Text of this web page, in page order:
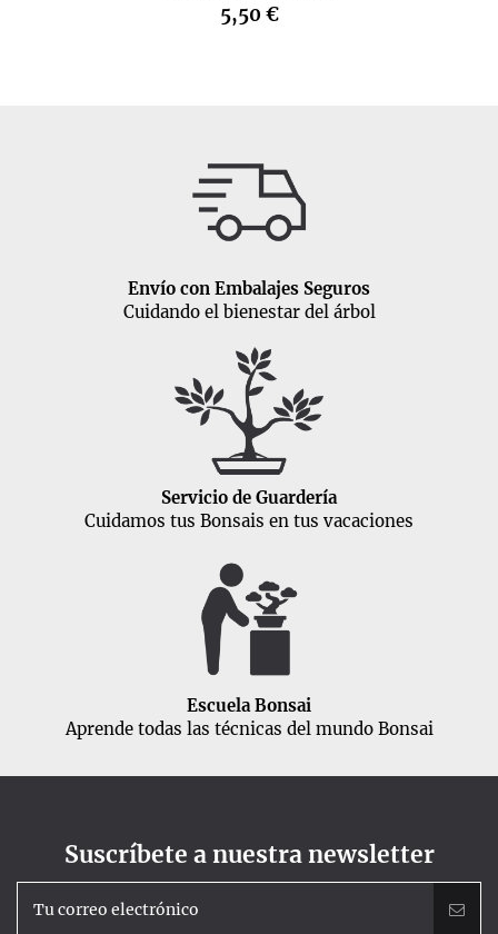
5,50 €
Envío con Embalajes Seguros
Cuidando el bienestar del árbol
Servicio de Guardería
Cuidamos tus Bonsais en tus vacaciones
Escuela Bonsai
Aprende todas las técnicas del mundo Bonsai
Suscríbete a nuestra newsletter